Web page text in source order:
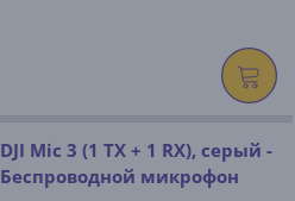
DJI Mic 3 (1 TX + 1 RX), серый -
Беспроводной микрофон